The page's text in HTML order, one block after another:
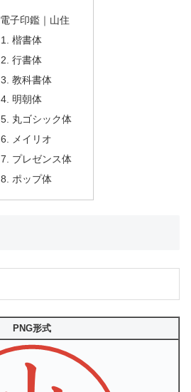
電子印鑑｜山住
楷書体
行書体
教科書体
明朝体
丸ゴシック体
メイリオ
プレゼンス体
ポップ体
PNG形式